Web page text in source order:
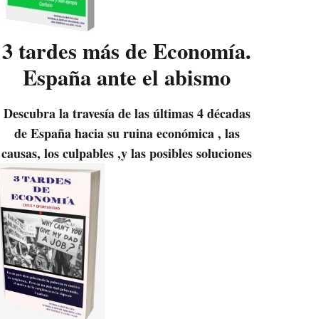
3 tardes más de Economía.
España ante el abismo
Descubra la travesía de las últimas 4 décadas
de España hacia su ruina económica , las
causas, los culpables ,y las posibles soluciones